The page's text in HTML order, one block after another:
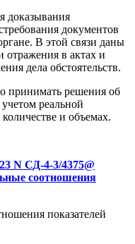
доказывания
документов
В этой связи даны
отражения в актах и
дела обстоятельств.
принимать решения об
реальной
и объемах.
N СД-4-3/4375@
соотношения
показателей